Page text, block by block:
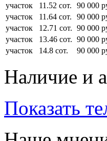
участок
11.52 сот. 90 000
участок
11.64 сот. 90 000
участок
12.71 сот. 90 000
участок
13.46 сот. 90 000
участок
14.8 сот. 90 000
Наличие и
Показать